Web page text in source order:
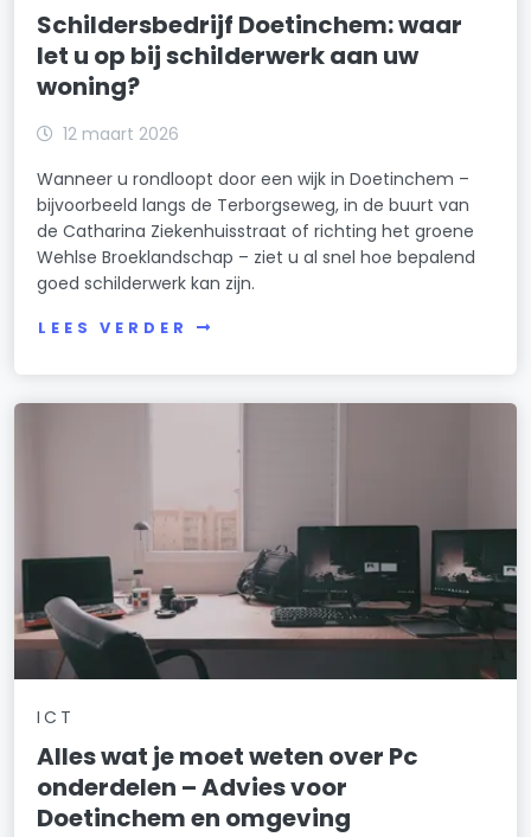
Schildersbedrijf Doetinchem: waar
let u op bij schilderwerk aan uw
woning?
12 maart 2026
Wanneer u rondloopt door een wijk in Doetinchem –
bijvoorbeeld langs de Terborgseweg, in de buurt van
de Catharina Ziekenhuisstraat of richting het groene
Wehlse Broeklandschap – ziet u al snel hoe bepalend
goed schilderwerk kan zijn.
LEES VERDER
ICT
Alles wat je moet weten over Pc
onderdelen – Advies voor
Doetinchem en omgeving